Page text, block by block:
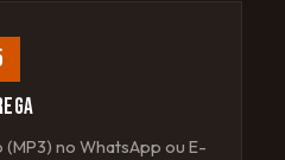
no WhatsApp ou E-